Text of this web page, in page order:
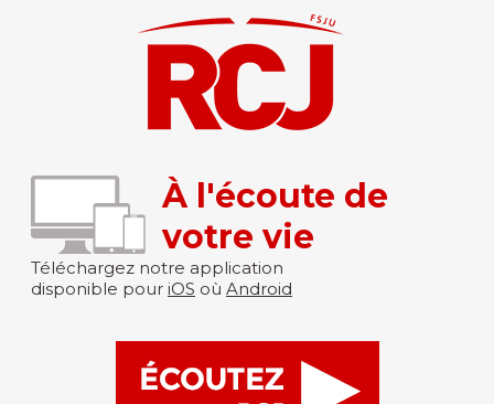
À l'écoute de
votre vie
Téléchargez notre application
disponible pour iOS où Android